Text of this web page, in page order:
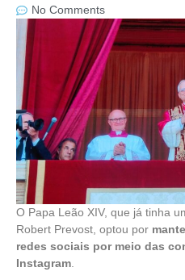
No Comments
O Papa Leão XIV, que já tinha
Robert Prevost, optou por
redes sociais por meio das
Instagram